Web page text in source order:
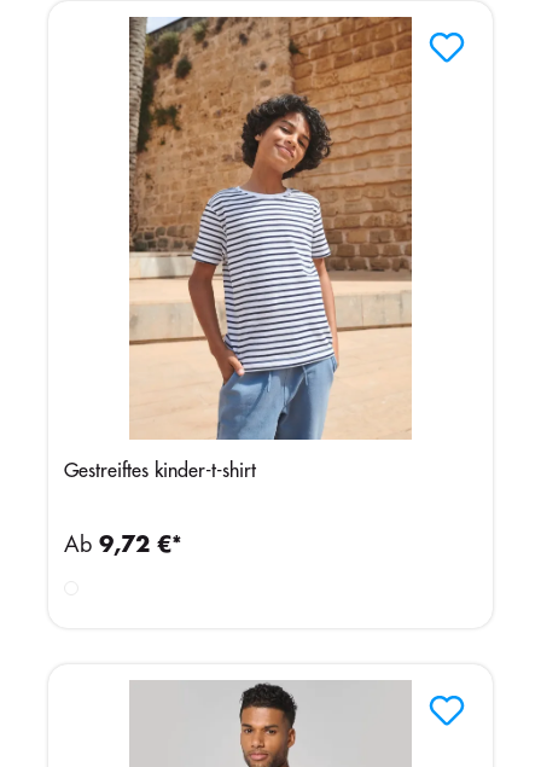
Gestreiftes kinder-t-shirt
Ab 9,72 €*